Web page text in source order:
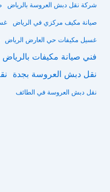
شركة نقل دبش العروسة بالرياض
صيانة مكيف مركزي في الرياض
غسيل مكيفات حي العارض الرياض
فني صيانة مكيفات بالرياض
نقل دبش العروسة بجدة
نقل دبش العروسة في الطائف